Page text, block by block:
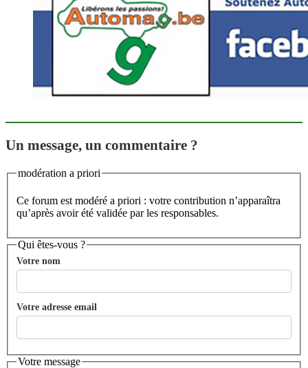
Un message, un commentaire ?
modération a priori
Ce forum est modéré a priori : votre contribution n’apparaîtra
qu’après avoir été validée par les responsables.
Qui êtes-vous ?
Votre nom
Votre adresse email
Votre message